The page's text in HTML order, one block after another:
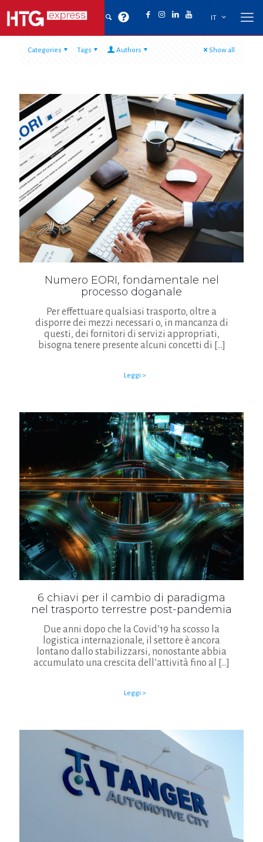
IT
Categories Tags Authors Show all
Numero EORI, fondamentale nel
processo doganale
Per effettuare qualsiasi trasporto, oltre a
disporre dei mezzi necessari o, in mancanza di
questi, dei fornitori di servizi appropriati,
bisogna tenere presente alcuni concetti di […]
Leggi >
6 chiavi per il cambio di paradigma
nel trasporto terrestre post-pandemia
Due anni dopo che la Covid’19 ha scosso la
logistica internazionale, il settore è ancora
lontano dallo stabilizzarsi, nonostante abbia
accumulato una crescita dell’attività fino al
[…]
Leggi >